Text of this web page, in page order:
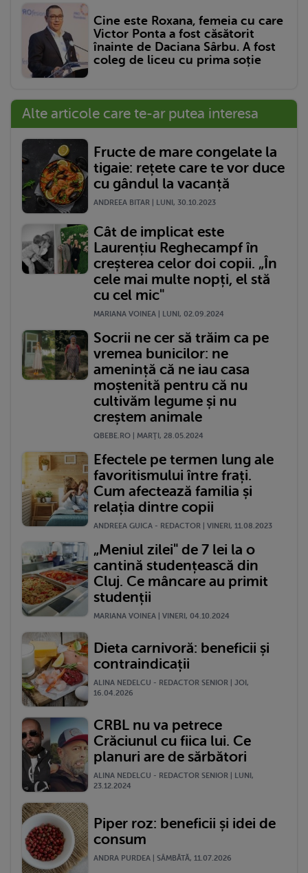
Cine este Roxana, femeia cu care
Victor Ponta a fost căsătorit
înainte de Daciana Sârbu. A fost
coleg de liceu cu prima soție
Alte articole care te-ar putea interesa
Fructe de mare congelate la
tigaie: rețete care te vor duce
cu gândul la vacanță
ANDREEA BITAR | LUNI, 30.10.2023
Cât de implicat este
Laurențiu Reghecampf în
creșterea celor doi copii. „În
cele mai multe nopți, el stă
cu cel mic"
MARIANA VOINEA | LUNI, 02.09.2024
Socrii ne cer să trăim ca pe
vremea bunicilor: ne
amenință că ne iau casa
moștenită pentru că nu
cultivăm legume și nu
creștem animale
QBEBE.RO | MARŢI, 28.05.2024
Efectele pe termen lung ale
favoritismului între frați.
Cum afectează familia și
relația dintre copii
ANDREEA GUICA - REDACTOR | VINERI, 11.08.2023
„Meniul zilei" de 7 lei la o
cantină studențească din
Cluj. Ce mâncare au primit
studenții
MARIANA VOINEA | VINERI, 04.10.2024
Dieta carnivoră: beneficii și
contraindicații
ALINA NEDELCU - REDACTOR SENIOR | JOI,
16.04.2026
CRBL nu va petrece
Crăciunul cu fiica lui. Ce
planuri are de sărbători
ALINA NEDELCU - REDACTOR SENIOR | LUNI,
23.12.2024
Piper roz: beneficii și idei de
consum
ANDRA PURDEA | SÂMBĂTĂ, 11.07.2026